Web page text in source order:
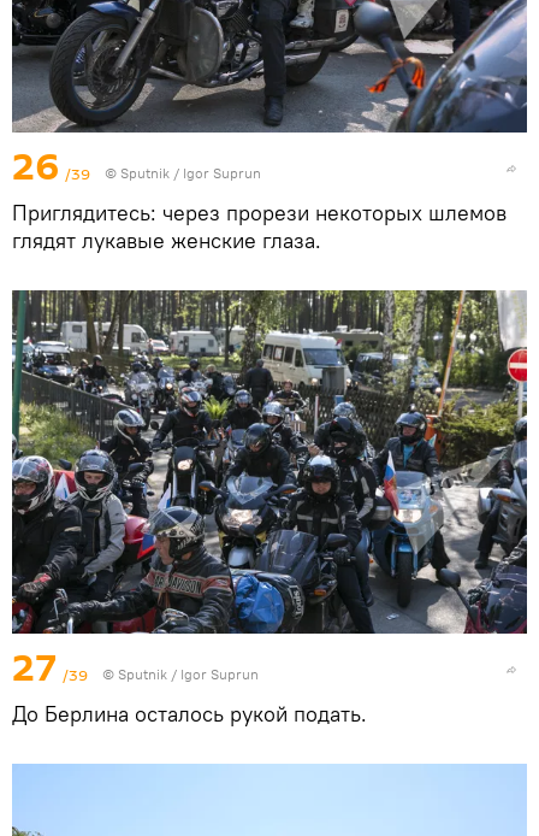
26 /39 © Sputnik / Igor Suprun
Приглядитесь: через прорези некоторых шлемов
глядят лукавые женские глаза.
27 /39 © Sputnik / Igor Suprun
До Берлина осталось рукой подать.